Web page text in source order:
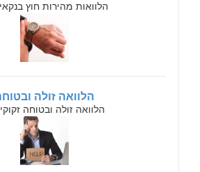
הלוואות מהירות חוץ
הלוואה זולה
הלוואה זולה ובטוחה